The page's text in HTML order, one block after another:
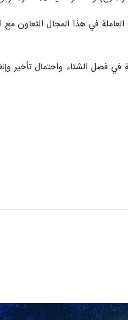
في هذا المجال التعاون مع
في فصل الشتاء واحتمال تأخير